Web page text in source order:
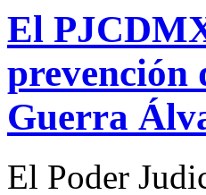
El
prevención
Guerra
El Poder